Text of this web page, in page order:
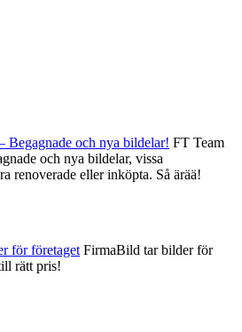
Begagnade och nya bildelar! FT Team
och nya bildelar, vissa
renoverade eller inköpta. Så ärää!
för företaget FirmaBild tar bilder för
rätt pris!